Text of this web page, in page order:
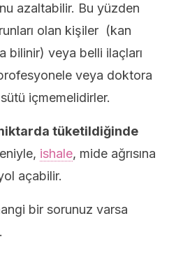
azaltabilir. Bu yüzden
olan kişiler (kan
bilinir) veya belli ilaçları
veya doktora
içmemelidirler.
tüketildiğinde
ishale, mide ağrısına
açabilir.
bir sorunuz varsa